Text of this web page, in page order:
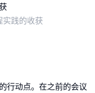
实践的收获
行动点。在之前的会议